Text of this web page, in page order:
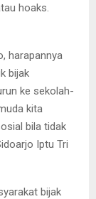
hoaks.
harapannya
bijak
ke sekolah-
kita
bila tidak
Iptu Tri
bijak